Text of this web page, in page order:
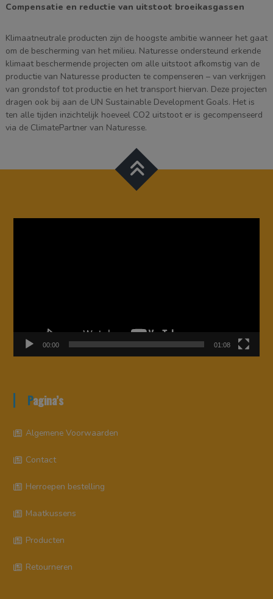
Compensatie en reductie van uitstoot broeikasgassen
Klimaatneutrale producten zijn de hoogste ambitie wanneer het gaat
om de bescherming van het milieu. Naturesse ondersteund erkende
klimaat beschermende projecten om alle uitstoot afkomstig van de
productie van Naturesse producten te compenseren – van verkrijgen
van grondstof tot productie en het transport hiervan. Deze projecten
dragen ook bij aan de UN Sustainable Development Goals. Het is
ten alle tijden inzichtelijk hoeveel CO2 uitstoot er is gecompenseerd
via de ClimatePartner van Naturesse.
00:00 01:08
Pagina’s
Algemene Voorwaarden
Contact
Herroepen bestelling
Maatkussens
Producten
Retourneren